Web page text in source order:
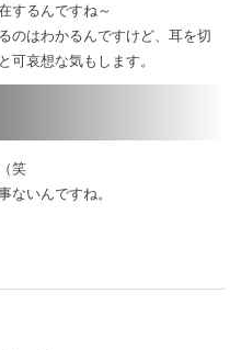
するんですね～
のはわかるんですけど、耳を切
可哀想な気もします。
笑
ないんですね。